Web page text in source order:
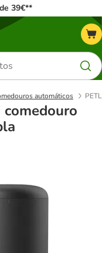
39€**
automáticos